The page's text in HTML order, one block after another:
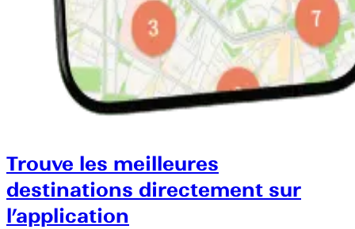
Trouve les meilleures
destinations directement sur
l’application